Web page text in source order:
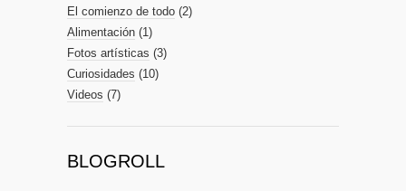
El comienzo de todo (2)
Alimentación (1)
Fotos artísticas (3)
Curiosidades (10)
Videos (7)
BLOGROLL